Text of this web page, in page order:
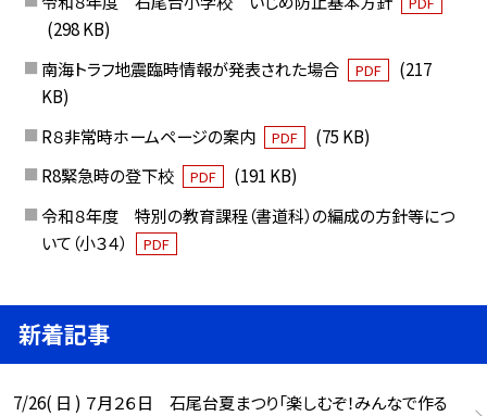
(298 KB)
南海トラフ地震臨時情報が発表された場合
PDF
(217
KB)
R８非常時ホームページの案内
PDF
(75 KB)
R8緊急時の登下校
PDF
(191 KB)
令和８年度 特別の教育課程（書道科）の編成の方針等につ
いて（小３４）
PDF
新着記事
7/26( 日 ) ７月２６日 石尾台夏まつり「楽しむぞ！みんなで作る